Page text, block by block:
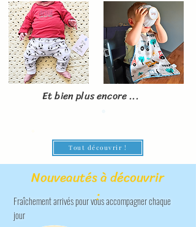
Pour bouger facilement Pour rester propre
Et bien plus encore ...
Tout découvrir !
Nouveautés à découvrir
:
Fraîchement arrivés pour vous accompagner chaque
jour